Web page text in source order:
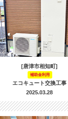
[唐津市相知町]
補助金利用
エコキュート交換工事
2025.03.28